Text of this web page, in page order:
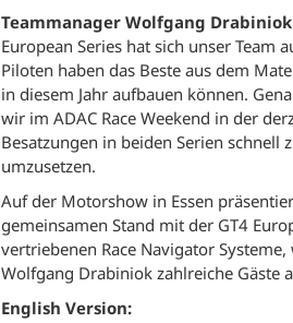
Teammanager Wolfgang
European Series hat sich unser Team
Piloten haben das Beste aus dem
in diesem Jahr aufbauen können.
wir im ADAC Race Weekend in der
Besatzungen in beiden Serien
umzusetzen.
Auf der Motorshow in Essen
gemeinsamen Stand mit der GT4
vertriebenen Race Navigator
Wolfgang Drabiniok zahlreiche Gäste
English Version: